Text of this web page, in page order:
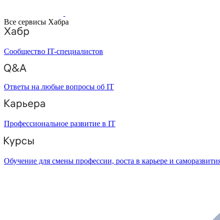
Все сервисы Хабра
Сообщество IT-специалистов
Ответы на любые вопросы об IT
Профессиональное развитие в IT
Обучение для смены профессии, роста в карьере и